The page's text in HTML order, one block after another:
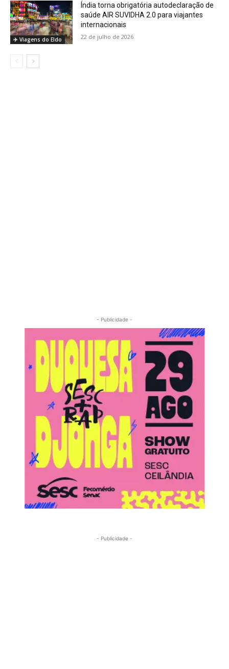
✈️ Viagens do Eldo
Índia torna obrigatória autodeclaração de
saúde AIR SUVIDHA 2.0 para viajantes
internacionais
22 de julho de 2026
- Publicidade -
- Publicidade -